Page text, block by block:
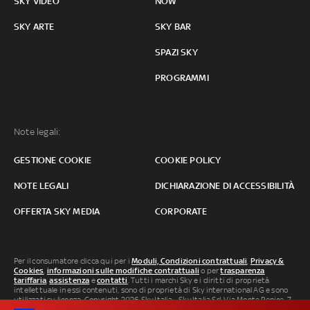
SKY ARTE SKY BAR
SPAZI SKY
PROGRAMMI
Note legali:
GESTIONE COOKIE COOKIE POLICY
NOTE LEGALI DICHIARAZIONE DI ACCESSIBILITÀ
OFFERTA SKY MEDIA CORPORATE
Per il consumatore clicca qui per iModuli, Condizioni contrattuali, Privacy &
Cookies, informazioni sulle modifiche contrattuali o pertrasparenza
tariffaria,assistenza econtatti. Tutti i marchi Sky e i diritti di proprietà
intellettuale in essi contenuti, sono di proprietà di Sky international AG e sono
utilizzati su licenza. Copyright 2026 Sky Italia - Sky Italia Srl Via Monte Penice, 7 -